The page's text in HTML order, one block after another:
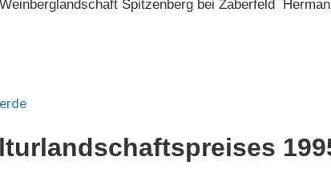
Spitzenberg bei Zaberfeld